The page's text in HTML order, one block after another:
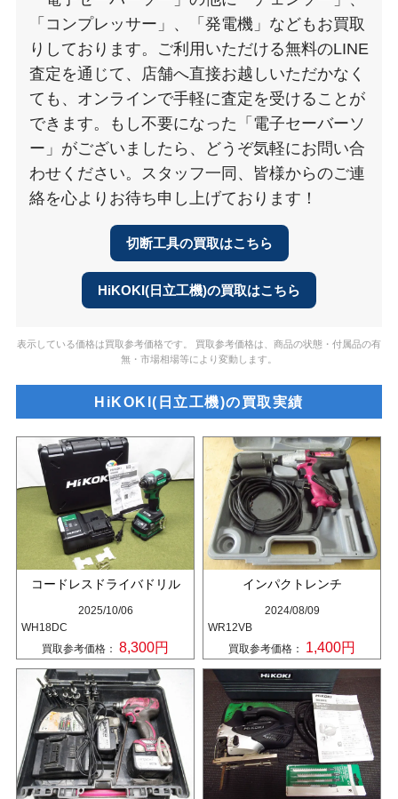
「コンプレッサー」、「発電機」などもお買取
りしております。ご利用いただける無料のLINE
査定を通じて、店舗へ直接お越しいただかなく
ても、オンラインで手軽に査定を受けることが
できます。もし不要になった「電子セーバーソ
ー」がございましたら、どうぞ気軽にお問い合
わせください。スタッフ一同、皆様からのご連
絡を心よりお待ち申し上げております！
切断工具の買取はこちら
HiKOKI(日立工機)の買取はこちら
表示している価格は買取参考価格です。 買取参考価格は、商品の状態・付属品の有
無・市場相場等により変動します。
HiKOKI(日立工機)の買取実績
コードレスドライバドリル
2025/10/06
WH18DC
買取参考価格： 8,300円
インパクトレンチ
2024/08/09
WR12VB
買取参考価格： 1,400円